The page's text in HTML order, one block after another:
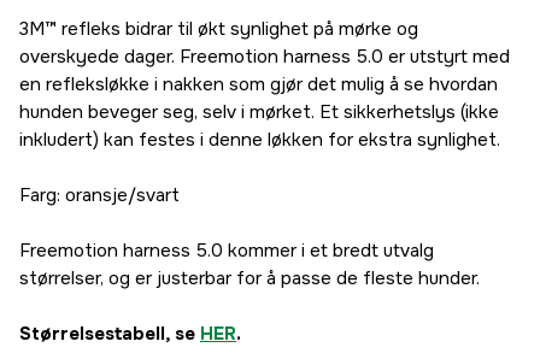
3M™ refleks bidrar til økt synlighet på mørke og
overskyede dager. Freemotion harness 5.0 er utstyrt med
en refleksløkke i nakken som gjør det mulig å se hvordan
hunden beveger seg, selv i mørket. Et sikkerhetslys (ikke
inkludert) kan festes i denne løkken for ekstra synlighet.
Farg: oransje/svart
Freemotion harness 5.0 kommer i et bredt utvalg
størrelser, og er justerbar for å passe de fleste hunder.
Størrelsestabell, se HER.